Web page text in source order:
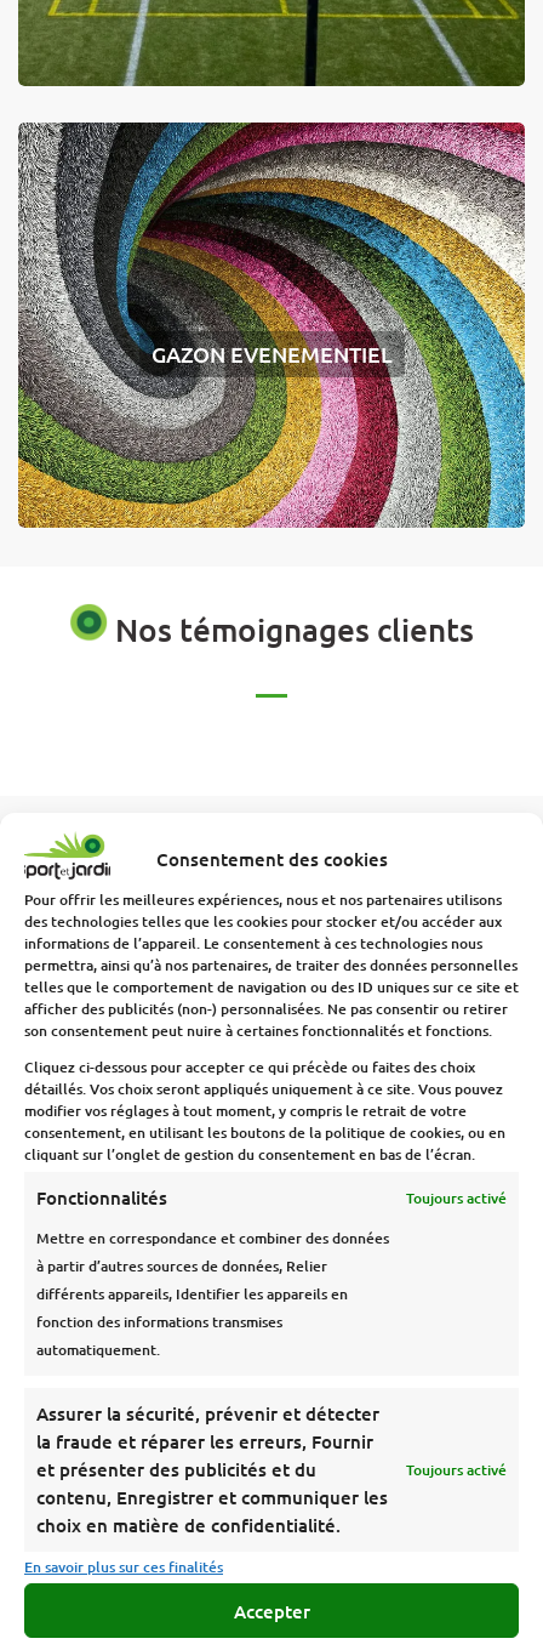
Consentement des cookies
Pour offrir les meilleures expériences, nous et nos partenaires utilisons
des technologies telles que les cookies pour stocker et/ou accéder aux
informations de l’appareil. Le consentement à ces technologies nous
permettra, ainsi qu’à nos partenaires, de traiter des données personnelles
telles que le comportement de navigation ou des ID uniques sur ce site et
afficher des publicités (non-) personnalisées. Ne pas consentir ou retirer
son consentement peut nuire à certaines fonctionnalités et fonctions.
Cliquez ci-dessous pour accepter ce qui précède ou faites des choix
détaillés. Vos choix seront appliqués uniquement à ce site. Vous pouvez
modifier vos réglages à tout moment, y compris le retrait de votre
consentement, en utilisant les boutons de la politique de cookies, ou en
cliquant sur l’onglet de gestion du consentement en bas de l’écran.
Fonctionnalités
Toujours activé
Mettre en correspondance et combiner des données
à partir d’autres sources de données, Relier
différents appareils, Identifier les appareils en
fonction des informations transmises
automatiquement.
Assurer la sécurité, prévenir et détecter
la fraude et réparer les erreurs, Fournir
et présenter des publicités et du
contenu, Enregistrer et communiquer les
choix en matière de confidentialité.
Toujours activé
En savoir plus sur ces finalités
Accepter
GAZON EVENEMENTIEL
Nos témoignages clients
Nos feuillages artificiels
MURS VÉGÉTAUX